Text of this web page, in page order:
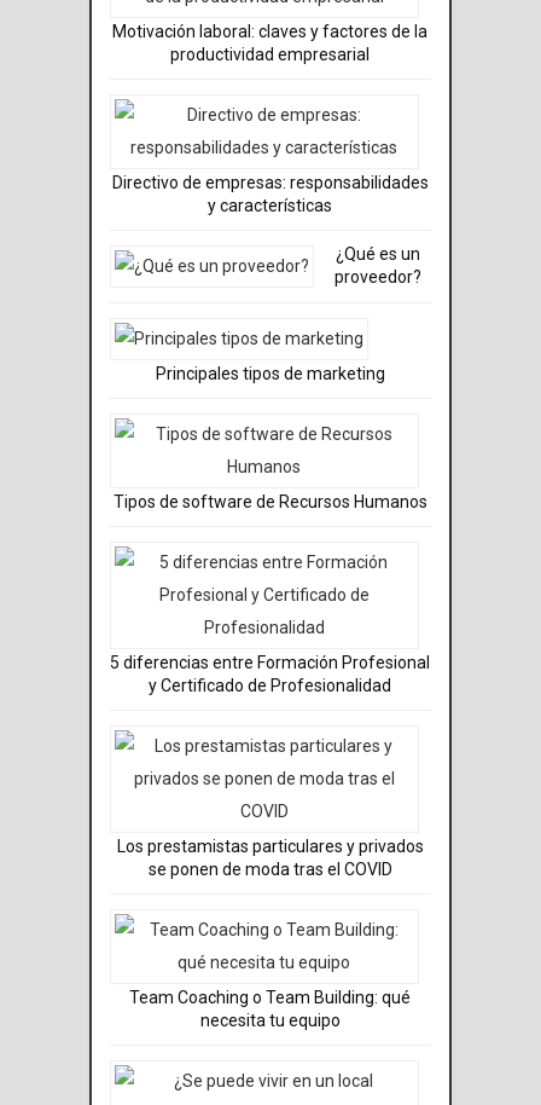
Motivación laboral: claves y factores de la
productividad empresarial
Directivo de empresas: responsabilidades
y características
¿Qué es un
proveedor?
Principales tipos de marketing
Tipos de software de Recursos Humanos
5 diferencias entre Formación Profesional
y Certificado de Profesionalidad
Los prestamistas particulares y privados
se ponen de moda tras el COVID
Team Coaching o Team Building: qué
necesita tu equipo